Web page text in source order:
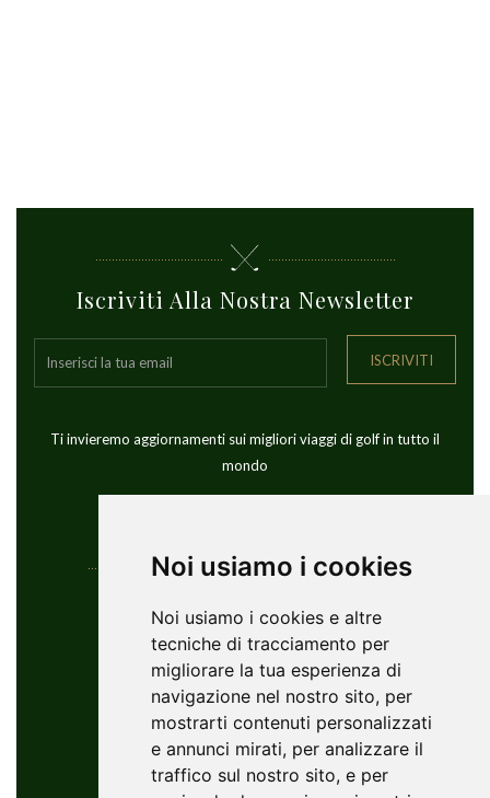
Noi usiamo i cookies
Noi usiamo i cookies e altre
tecniche di tracciamento per
migliorare la tua esperienza di
navigazione nel nostro sito, per
mostrarti contenuti personalizzati
e annunci mirati, per analizzare il
traffico sul nostro sito, e per
Iscriviti Alla Nostra Newsletter
ISCRIVITI
Ti invieremo aggiornamenti sui migliori viaggi di golf in tutto il
mondo
Informazioni Di Contatto
YouGolfTours Sàrl
+41 77 956 18 34
1950 Sion, Wallis, Switzerland
info@yougolftours.com
Privacy Policy